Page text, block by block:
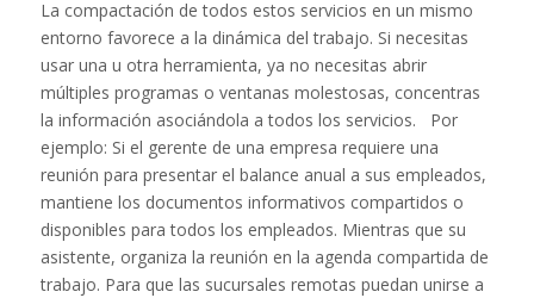
La compactación de todos estos servicios en un mismo
entorno favorece a la dinámica del trabajo. Si necesitas
usar una u otra herramienta, ya no necesitas abrir
múltiples programas o ventanas molestosas, concentras
la información asociándola a todos los servicios. Por
ejemplo: Si el gerente de una empresa requiere una
reunión para presentar el balance anual a sus empleados,
mantiene los documentos informativos compartidos o
disponibles para todos los empleados. Mientras que su
asistente, organiza la reunión en la agenda compartida de
trabajo. Para que las sucursales remotas puedan unirse a